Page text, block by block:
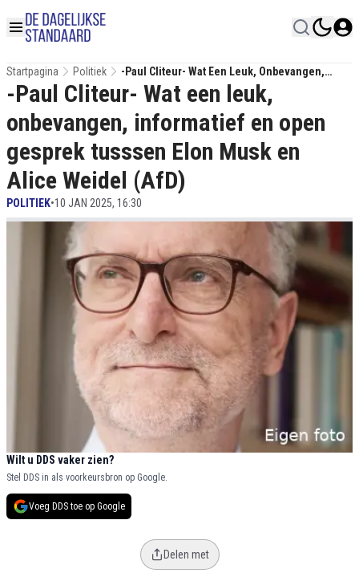
Startpagina Politiek
-Paul Cliteur- Wat Een Leuk, Onbevangen,
Informatief En Open Gesprek Tusssen Elon
Musk En Alice Weidel (AfD)
-Paul Cliteur- Wat een leuk,
onbevangen, informatief en open
gesprek tusssen Elon Musk en
Alice Weidel (AfD)
POLITIEK•10 JAN 2025, 16:30
Wilt u DDS vaker zien?
Stel DDS in als voorkeursbron op Google.
Voeg DDS toe op Google
Delen met